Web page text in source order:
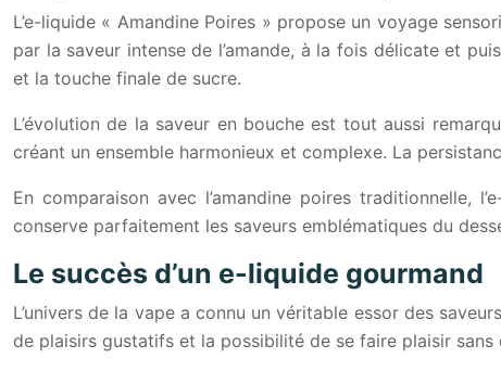
L’e-liquide « Amandine Poires » propose un voyage
par la saveur intense de l’amande, à la fois délicate et
et la touche finale de sucre.
L’évolution de la saveur en bouche est tout aussi
créant un ensemble harmonieux et complexe. La
En comparaison avec l’amandine poires traditionnelle,
conserve parfaitement les saveurs emblématiques du
Le succès d’un e-liquide gourmand
L’univers de la vape a connu un véritable essor des
de plaisirs gustatifs et la possibilité de se faire plaisir